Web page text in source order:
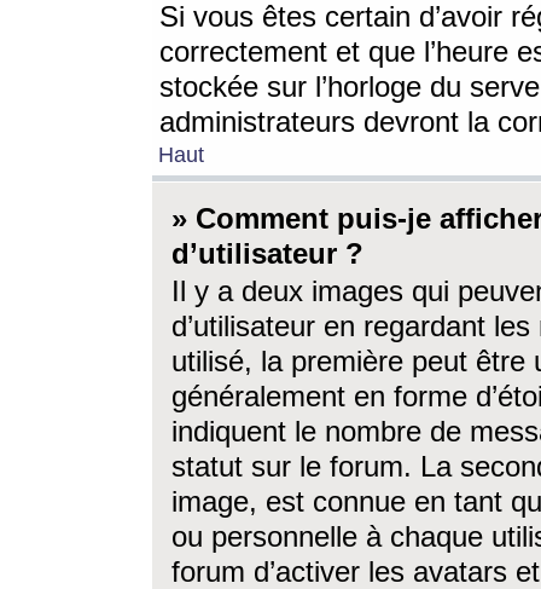
Si vous êtes certain d’avoir
correctement et que l’heure
stockée sur l’horloge du
administrateurs devront la
Haut
» Comment puis-je
d’utilisateur ?
Il y a deux images qui
d’utilisateur en regardant
utilisé, la première peut être
généralement en forme
indiquent le nombre de
statut sur le forum. La
image, est connue en tant
ou personnelle à chaque
forum d’activer les avatars